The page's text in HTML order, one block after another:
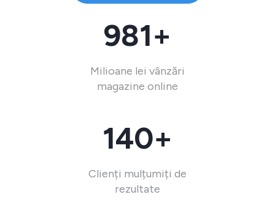
981+
Milioane lei vânzări
magazine online
140+
Clienți mulțumiți de
rezultate